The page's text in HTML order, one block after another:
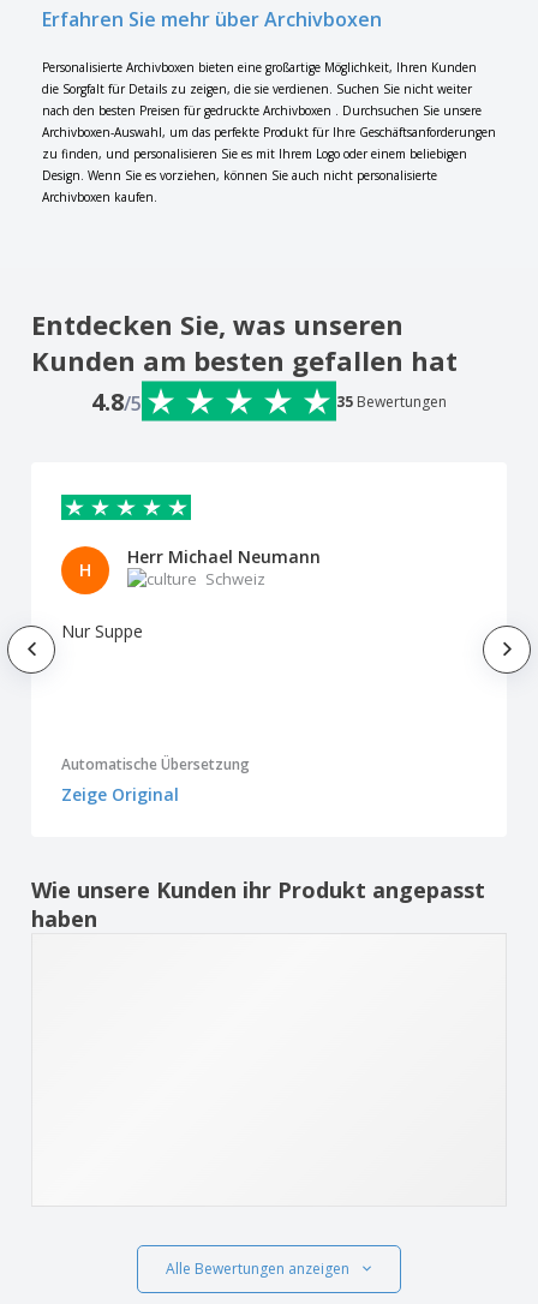
Erfahren Sie mehr über Archivboxen
Personalisierte Archivboxen bieten eine großartige Möglichkeit, Ihren Kunden
die Sorgfalt für Details zu zeigen, die sie verdienen. Suchen Sie nicht weiter
nach den besten Preisen für gedruckte Archivboxen . Durchsuchen Sie unsere
Archivboxen-Auswahl, um das perfekte Produkt für Ihre Geschäftsanforderungen
zu finden, und personalisieren Sie es mit Ihrem Logo oder einem beliebigen
Design. Wenn Sie es vorziehen, können Sie auch nicht personalisierte
Archivboxen kaufen.
Entdecken Sie, was unseren
Kunden am besten gefallen hat
4.8/5 35 Bewertungen
H
Herr Michael Neumann
Schweiz
Nur Suppe
Automatische Übersetzung
Zeige Original
Wie unsere Kunden ihr Produkt angepasst
haben
Alle Bewertungen anzeigen